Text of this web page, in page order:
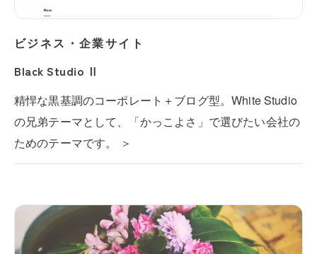
ビジネス・企業サイト
Black Studio Ⅱ
精悍な黒基調のコーポレート＋ブログ型。White Studio
の兄弟テーマとして、「かっこよさ」で選びたい会社の
ためのテーマです。 ＞